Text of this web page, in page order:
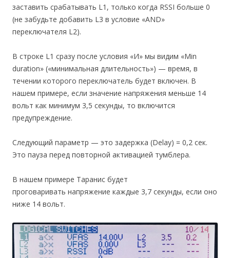
заставить срабатывать L1, только когда RSSI больше 0
(не забудьте добавить L3 в условие «AND»
переключателя L2).
В строке L1 сразу после условия «И» мы видим «Min
duration» («минимальная длительность») — время, в
течении которого переключатель будет включен. В
нашем примере, если значение напряжения меньше 14
вольт как минимум 3,5 секунды, то включится
предупреждение.
Следующий параметр — это задержка (Delay) = 0,2 сек.
Это пауза перед повторной активацией тумблера.
В нашем примере Таранис будет
проговаривать напряжение каждые 3,7 секунды, если оно
ниже 14 вольт.